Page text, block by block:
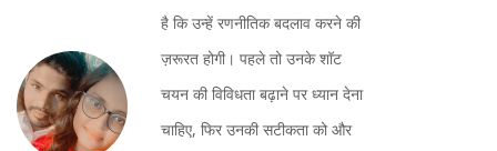
है कि उन्हें रणनीतिक बदलाव करने की
ज़रूरत होगी। पहले तो उनके शॉट
चयन की विविधता बढ़ाने पर ध्यान देना
चाहिए, फिर उनकी सटीकता को और